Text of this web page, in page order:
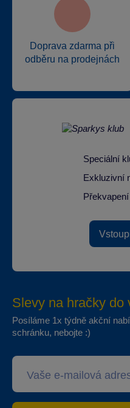
Doprava zdarma při
odběru na prodejnách
Speciální
Exkluzivní
Překvapení
Slevy na hračky do
Posíláme 1x týdně akční
schránku, nebojte :)